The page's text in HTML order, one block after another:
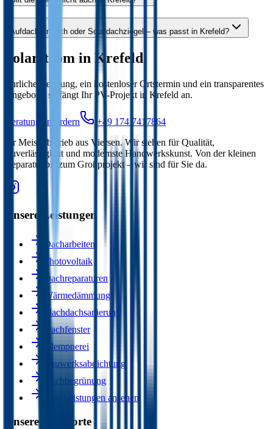
Aufdach, Indach oder Solardachziegel – was passt in Krefeld?
Solarstrom in Krefeld.
Ehrliche Beratung, ein kostenloser Ortstermin und ein transparentes
Angebot – so fängt Ihr PV-Projekt in Krefeld an.
Beratung anfordern
+49 174 7417864
Ihr Meisterbetrieb aus Viersen. Wir stehen für Qualität,
Zuverlässigkeit und modernste Handwerkskunst. Von der kleinen
Reparatur bis zum Großprojekt – wir sind für Sie da.
Unsere Leistungen
Dacharbeiten
Photovoltaik
Dachreparaturen
Wärmedämmung
Flachdachsanierung
Dachfenster
Klempnerei
Bauwerksabdichtung
Dachbegrünung
Alle Leistungen ansehen
Unsere Standorte